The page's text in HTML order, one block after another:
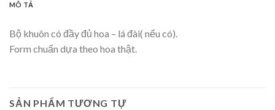
MÔ TẢ
Bộ khuôn có đầy đủ hoa – lá đài( nếu có).
Form chuẩn dựa theo hoa thật.
SẢN PHẨM TƯƠNG TỰ